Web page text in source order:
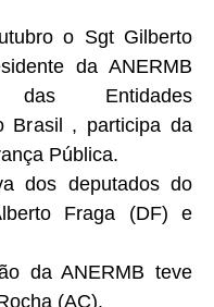
o Sgt Gilberto
da ANERMB
das Entidades
Brasil , participa da
Pública.
dos deputados do
Fraga (DF) e
da ANERMB teve
(AC).